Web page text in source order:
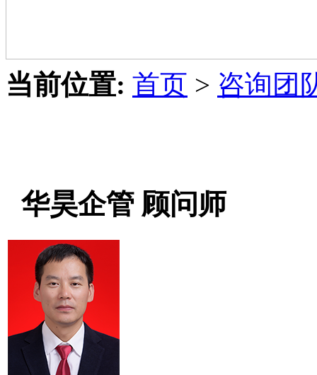
当前位置: 首页 > 咨询团
华昊企管 顾问师